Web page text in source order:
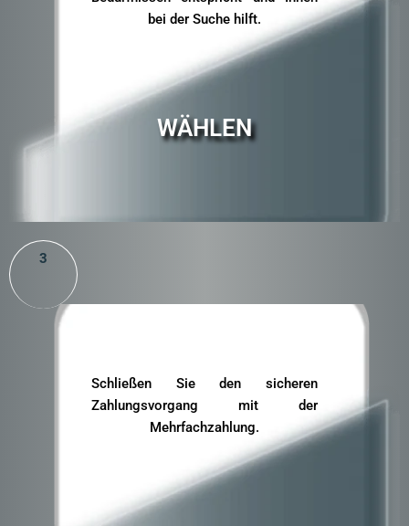
bei der Suche hilft.
WÄHLEN
3
Schließen Sie den sicheren
Zahlungsvorgang mit der
Mehrfachzahlung.